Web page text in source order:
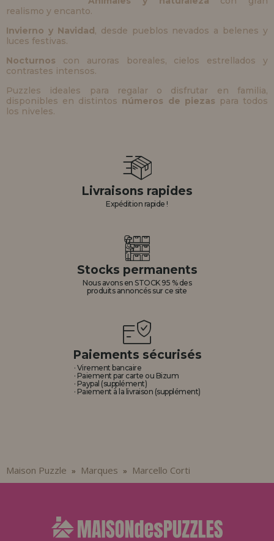
realismo y encanto.
Invierno y Navidad, desde pueblos nevados a belenes y
luces festivas.
Nocturnos con auroras boreales, cielos estrellados y
contrastes intensos.
Puzzles ideales para regalar o disfrutar en familia,
disponibles en distintos números de piezas para todos
los niveles.
Livraisons rapides
Expédition rapide !
Stocks permanents
Nous avons en STOCK 95 % des
produits annoncés sur ce site
Paiements sécurisés
· Virement bancaire
· Paiement par carte ou Bizum
· Paypal (supplément)
· Paiement à la livraison (supplément)
Maison Puzzle » Marques » Marcello Corti